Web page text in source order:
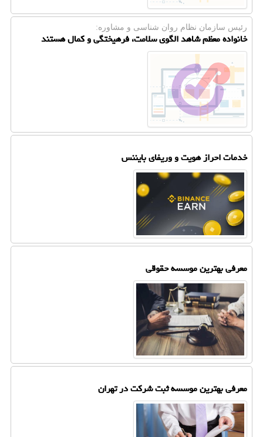
رئیس سازمان نظام روان شناسی و مشاوره:
خانواده معظم شاهد الگوی سلامت، فرهیختگی و کمال هستند
خدمات احراز هویت و وریفای بایننس
معرفی بهترین موسسه حقوقی
معرفی بهترین موسسه ثبت شرکت در تهران